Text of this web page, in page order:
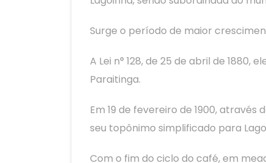
Surge o período de maior
A Lei n° 128, de 25 de abril de
Paraitinga.
Em 19 de fevereiro de 1900, através
seu topônimo simplificado para
Com o fim do ciclo do café, em